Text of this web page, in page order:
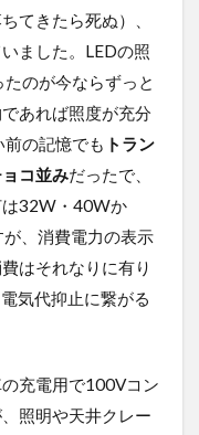
てきたら死ぬ）、
ました。LEDの照
のが今ならずっと
あれば照度が充分
の記憶でも トラン
コ並みだったで、
は32W・40Wか
、消費電力の表示
はそれなりに有り
気代抑止に繋がる
充電用で100Vコン
照明や天井クレー